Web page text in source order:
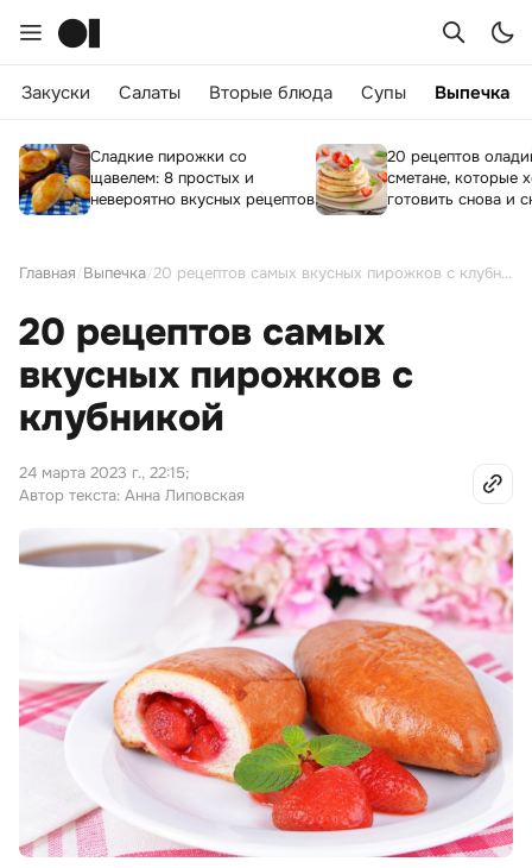
Закуски Салаты Вторые блюда Супы Выпечка
Сладкие пирожки со
щавелем: 8 простых и
невероятно вкусных рецептов
20 рецептов
сметане, которые
готовить снова и
Главная Выпечка 20 рецептов самых вкусных пирожков с клубникой
20 рецептов самых
вкусных пирожков с
клубникой
24 марта 2023 г., 22:15;
Автор текста: Анна Липовская